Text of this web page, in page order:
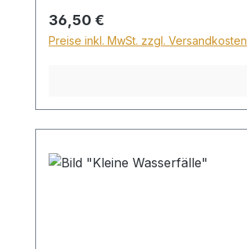
Regulärer Preis:
36,50 €
Preise inkl. MwSt. zzgl. Versandkosten